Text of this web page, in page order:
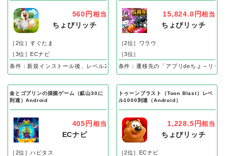
560円 相当
ちょびリッチ
［2位］すぐたま
［3位］ECナビ
条件：新規インストール後、レベル25到達で成果
15,824.0円相当
ちょびリッチ
［2位］ワラウ
［3位］
条件：遷移先の「アプリdeちょ～リッ
金とゴブリンの採掘ゲーム（鉱山30に
到達）Android
405円 相当
ECナビ
［2位］ハピタス
トゥーンブラスト（Toon Blast）レベ
ル1000到達（Android）
1,228.5円相当
ちょびリッチ
［2位］ECナビ